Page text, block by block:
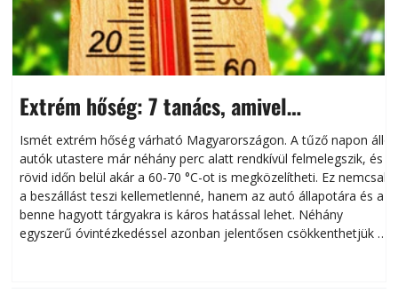
Extrém hőség: 7 tanács, amivel
megóvhatjuk autónkat a nyári károktól
Ismét extrém hőség várható Magyarországon. A tűző napon álló
autók utastere már néhány perc alatt rendkívül felmelegszik, és
rövid időn belül akár a 60-70 °C-ot is megközelítheti. Ez nemcsak
a beszállást teszi kellemetlenné, hanem az autó állapotára és a
benne hagyott tárgyakra is káros hatással lehet. Néhány
egyszerű óvintézkedéssel azonban jelentősen csökkenthetjük a